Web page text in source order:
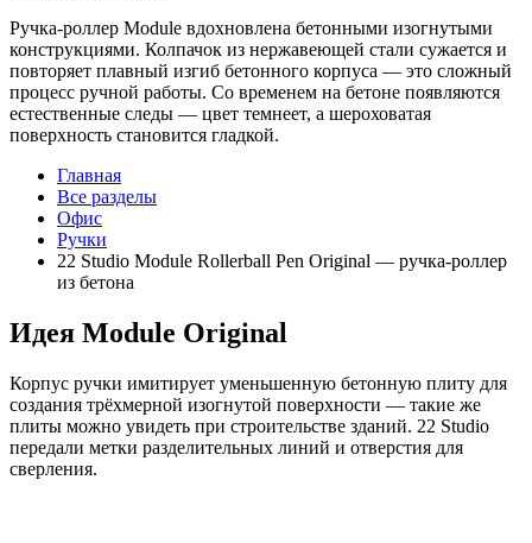
Ручка-роллер Module вдохновлена бетонными изогнутыми
конструкциями. Колпачок из нержавеющей стали сужается и
повторяет плавный изгиб бетонного корпуса — это сложный
процесс ручной работы. Со временем на бетоне появляются
естественные следы — цвет темнеет, а шероховатая
поверхность становится гладкой.
Главная
Все разделы
Офис
Ручки
22 Studio Module Rollerball Pen Original — ручка-роллер
из бетона
Идея Module Original
Корпус ручки имитирует уменьшенную бетонную плиту для
создания трёхмерной изогнутой поверхности — такие же
плиты можно увидеть при строительстве зданий. 22 Studio
передали метки разделительных линий и отверстия для
сверления.